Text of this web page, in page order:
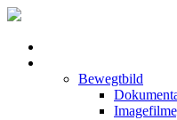
Bewegtbild